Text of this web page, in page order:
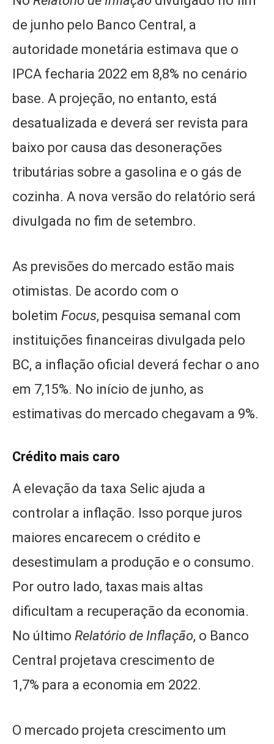
de junho pelo Banco Central, a
autoridade monetária estimava que o
IPCA fecharia 2022 em 8,8% no cenário
base. A projeção, no entanto, está
desatualizada e deverá ser revista para
baixo por causa das desonerações
tributárias sobre a gasolina e o gás de
cozinha. A nova versão do relatório será
divulgada no fim de setembro.
As previsões do mercado estão mais
otimistas. De acordo com o
boletim Focus, pesquisa semanal com
instituições financeiras divulgada pelo
BC, a inflação oficial deverá fechar o ano
em 7,15%. No início de junho, as
estimativas do mercado chegavam a 9%.
Crédito mais caro
A elevação da taxa Selic ajuda a
controlar a inflação. Isso porque juros
maiores encarecem o crédito e
desestimulam a produção e o consumo.
Por outro lado, taxas mais altas
dificultam a recuperação da economia.
No último Relatório de Inflação, o Banco
Central projetava crescimento de
1,7% para a economia em 2022.
O mercado projeta crescimento um